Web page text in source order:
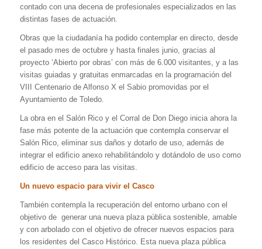
contado con una decena de profesionales especializados en las
distintas fases de actuación.
Obras que la ciudadanía ha podido contemplar en directo, desde
el pasado mes de octubre y hasta finales junio, gracias al
proyecto ‘Abierto por obras’ con más de 6.000 visitantes, y a las
visitas guiadas y gratuitas enmarcadas en la programación del
VIII Centenario de Alfonso X el Sabio promovidas por el
Ayuntamiento de Toledo.
La obra en el Salón Rico y el Corral de Don Diego inicia ahora la
fase más potente de la actuación que contempla conservar el
Salón Rico, eliminar sus daños y dotarlo de uso, además de
integrar el edificio anexo rehabilitándolo y dotándolo de uso como
edificio de acceso para las visitas.
Un nuevo espacio para vivir el Casco
También contempla la recuperación del entorno urbano con el
objetivo de generar una nueva plaza pública sostenible, amable
y con arbolado con el objetivo de ofrecer nuevos espacios para
los residentes del Casco Histórico. Esta nueva plaza pública